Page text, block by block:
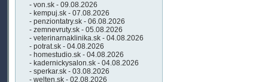
- von.sk - 09.08.2026
- kempuj.sk - 07.08.2026
- penziontatry.sk - 06.08.2026
- zemnevruty.sk - 05.08.2026
- veterinarnaklinika.sk - 04.08.2026
- potrat.sk - 04.08.2026
- homestudio.sk - 04.08.2026
- kadernickysalon.sk - 04.08.2026
- sperkar.sk - 03.08.2026
- welten.sk - 02.08.2026